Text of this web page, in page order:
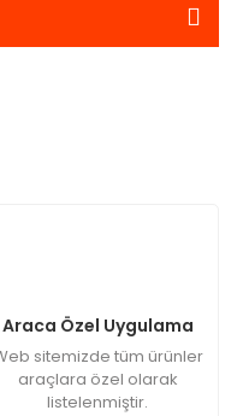
Araca Özel Uygulama
sitemizde tüm ürünler
araçlara özel olarak
listelenmiştir.